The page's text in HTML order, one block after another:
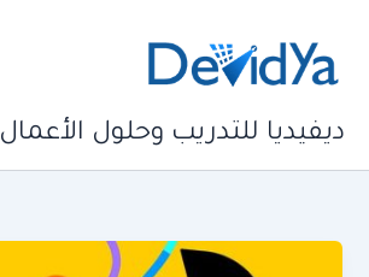
المحتوى
ديفيديا للتدريب وحلول الأعمال